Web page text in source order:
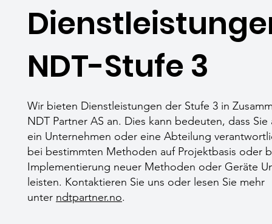
NDT-Stufe 3
Wir bieten Dienstleistungen der Stufe 3 in
NDT Partner AS an. Dies kann bedeuten, dass
ein Unternehmen oder eine Abteilung
bei bestimmten Methoden auf Projektbasis oder
Implementierung neuer Methoden oder Geräte
leisten. Kontaktieren Sie uns oder lesen Sie mehr
unter ndtpartner.no.